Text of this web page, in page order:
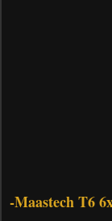
-Maastech T6